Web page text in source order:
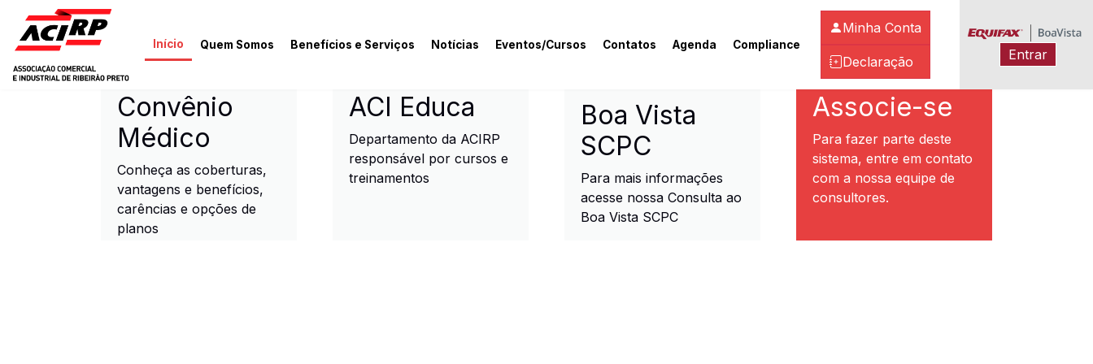
Pular para o conteúdo principal
Início Quem Somos Benefícios e Serviços Notícias Eventos/Cursos Contatos Agenda Compliance
Minha Conta
Declaração Entrar
ACIRP - Associação Comercial e Industrial de Ribeirão Preto
Convênio
Médico
Conheça as coberturas,
vantagens e benefícios,
carências e opções de
planos
ACI Educa
Departamento da ACIRP
responsável por cursos e
treinamentos
Boa Vista
SCPC
Para mais informações
acesse nossa Consulta ao
Boa Vista SCPC
Associe-se
Para fazer parte deste
sistema, entre em contato
com a nossa equipe de
consultores.